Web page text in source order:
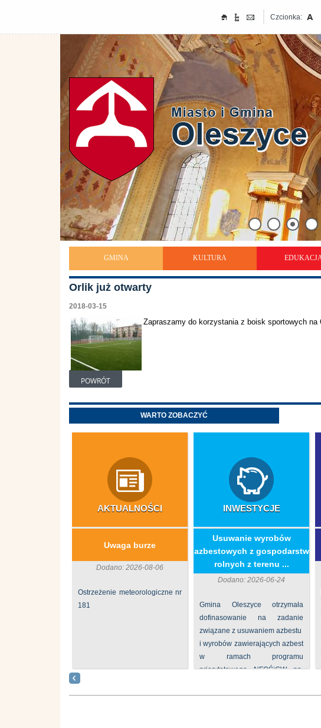
Czcionka:
GMINA KULTURA
Orlik już otwarty
2018-03-15
Zapraszamy do korzystania z boisk sportowych
POWRÓT
WARTO ZOBACZYĆ
AKTUALNOŚCI
Uwaga burze
Dodano: 2026-08-06
Ostrzeżenie meteorologiczne nr
181
INWESTYCJE
​Usuwanie wyrobów
azbestowych z gospodarstw
rolnych z terenu ...
Dodano: 2026-06-24
Gmina Oleszyce otrzymała
dofinasowanie na zadanie
związane z usuwaniem azbestu
i wyrobów zawierających azbest
w ramach programu
priorytetowego NFOŚiGW pn.